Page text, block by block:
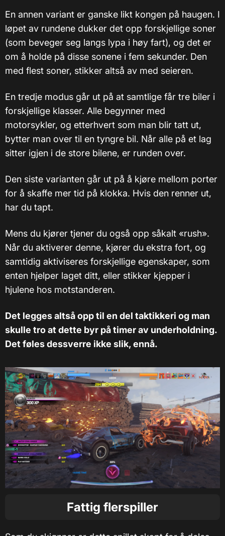
En annen variant er ganske likt kongen på haugen. I
løpet av rundene dukker det opp forskjellige soner
(som beveger seg langs lypa i høy fart), og det er
om å holde på disse sonene i fem sekunder. Den
med flest soner, stikker altså av med seieren.
En tredje modus går ut på at samtlige får tre biler i
forskjellige klasser. Alle begynner med
motorsykler, og etterhvert som man blir tatt ut,
bytter man over til en tyngre bil. Når alle på et lag
sitter igjen i de store bilene, er runden over.
Den siste varianten går ut på å kjøre mellom porter
for å skaffe mer tid på klokka. Hvis den renner ut,
har du tapt.
Mens du kjører tjener du også opp såkalt «rush».
Når du aktiverer denne, kjører du ekstra fort, og
samtidig aktiviseres forskjellige egenskaper, som
enten hjelper laget ditt, eller stikker kjepper i
hjulene hos motstanderen.
Det legges altså opp til en del taktikkeri og man
skulle tro at dette byr på timer av underholdning.
Det føles dessverre ikke slik, ennå.
Fattig flerspiller